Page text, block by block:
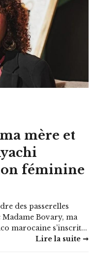
mère et
féminine
des passerelles
Bovary, ma
marocaine s’inscrit...
Lire la suite ➞